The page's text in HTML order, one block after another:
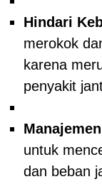
Hindari
merokok
karena
penyakit
untuk
dan beban